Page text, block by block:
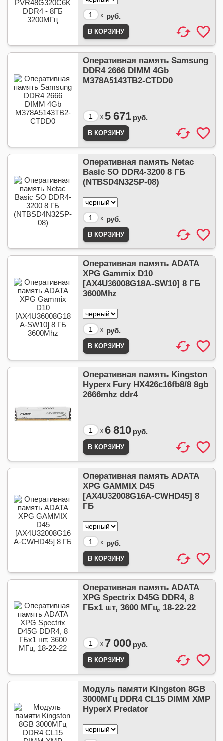
x руб.
Оперативная память Samsung
DDR4 2666 DIMM 4Gb
M378A5143TB2-CTDD0
x 5 671 руб.
Оперативная память Netac
Basic SO DDR4-3200 8 ГБ
(NTBSD4N32SP-08)
x руб.
Оперативная память ADATA
XPG Gammix D10
[AX4U36008G18A-SW10] 8 ГБ
3600Mhz
x руб.
Оперативная память Kingston
Hyperx Fury HX426c16fb8/8 8gb
2666mhz ddr4
x 6 810 руб.
Оперативная память ADATA
XPG GAMMIX D45
[AX4U32008G16A-CWHD45] 8
ГБ
x руб.
Оперативная память ADATA
XPG Spectrix D45G DDR4, 8
ГБx1 шт, 3600 МГц, 18-22-22
x 7 000 руб.
Модуль памяти Kingston 8GB
3000МГц DDR4 CL15 DIMM XMP
HyperX Predator